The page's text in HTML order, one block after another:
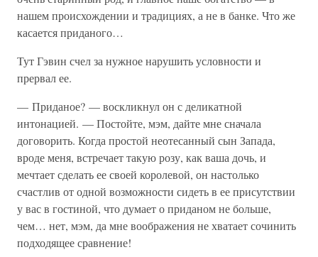
нашем происхождении и традициях, а не в банке. Что же
касается приданого…
Тут Гэвин счел за нужное нарушить условности и
прервал ее.
— Приданое? — воскликнул он с деликатной
интонацией. — Постойте, мэм, дайте мне сначала
договорить. Когда простой неотесанный сын Запада,
вроде меня, встречает такую розу, как ваша дочь, и
мечтает сделать ее своей королевой, он настолько
счастлив от одной возможности сидеть в ее присутствии
у вас в гостиной, что думает о приданом не больше,
чем… нет, мэм, да мне воображения не хватает сочинить
подходящее сравнение!